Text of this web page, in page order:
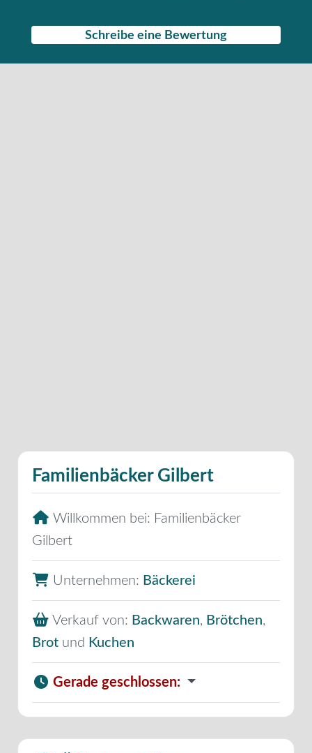
Schreibe eine Bewertung
Familienbäcker Gilbert
Willkommen bei: Familienbäcker
Gilbert
Unternehmen: Bäckerei
Verkauf von: Backwaren, Brötchen,
Brot und Kuchen
Gerade geschlossen: